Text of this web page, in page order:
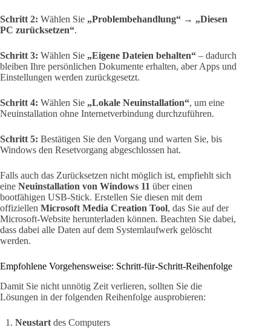
Schritt 2: Wählen Sie „Problembehandlung“ → „Diesen
PC zurücksetzen“.
Schritt 3: Wählen Sie „Eigene Dateien behalten“ – dadurch
bleiben Ihre persönlichen Dokumente erhalten, aber Apps und
Einstellungen werden zurückgesetzt.
Schritt 4: Wählen Sie „Lokale Neuinstallation“, um eine
Neuinstallation ohne Internetverbindung durchzuführen.
Schritt 5: Bestätigen Sie den Vorgang und warten Sie, bis
Windows den Resetvorgang abgeschlossen hat.
Falls auch das Zurücksetzen nicht möglich ist, empfiehlt sich
eine Neuinstallation von Windows 11 über einen
bootfähigen USB-Stick. Erstellen Sie diesen mit dem
offiziellen Microsoft Media Creation Tool, das Sie auf der
Microsoft-Website herunterladen können. Beachten Sie dabei,
dass dabei alle Daten auf dem Systemlaufwerk gelöscht
werden.
Empfohlene Vorgehensweise: Schritt-für-Schritt-Reihenfolge
Damit Sie nicht unnötig Zeit verlieren, sollten Sie die
Lösungen in der folgenden Reihenfolge ausprobieren:
Neustart des Computers